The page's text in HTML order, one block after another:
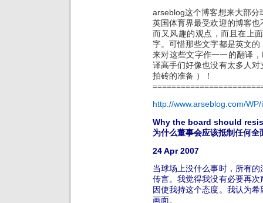
arseblog这个博客想来大部
英国体育界最受欢迎的博客
而又风趣的观点，而且在上
字。可惜那些文字都是英文
来对这些文字作一一的翻译
译高手们好像也没有太多人
拍砖的准备 ）！
http://www.arseblog.com/
Why the board should
为什么董事会应该抵制任何全
24 Apr 2007
当球场上没什么事时，所有
传言。我觉得我没有必要再
因使我持这个态度。我认为
画面。